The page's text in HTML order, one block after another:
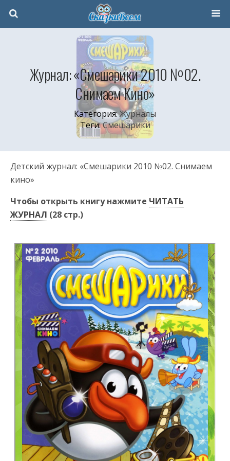
Журнал: «Смешарики 2010 №02.
Снимаем Кино»
Категория:Журналы
Теги:Смешарики
Детский журнал: «Смешарики 2010 №02. Снимаем
кино»
Чтобы открыть книгу нажмите ЧИТАТЬ
ЖУРНАЛ (28 стр.)